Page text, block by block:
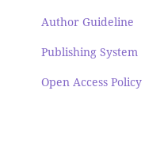
Author Guideline
Publishing System
Open Access Policy